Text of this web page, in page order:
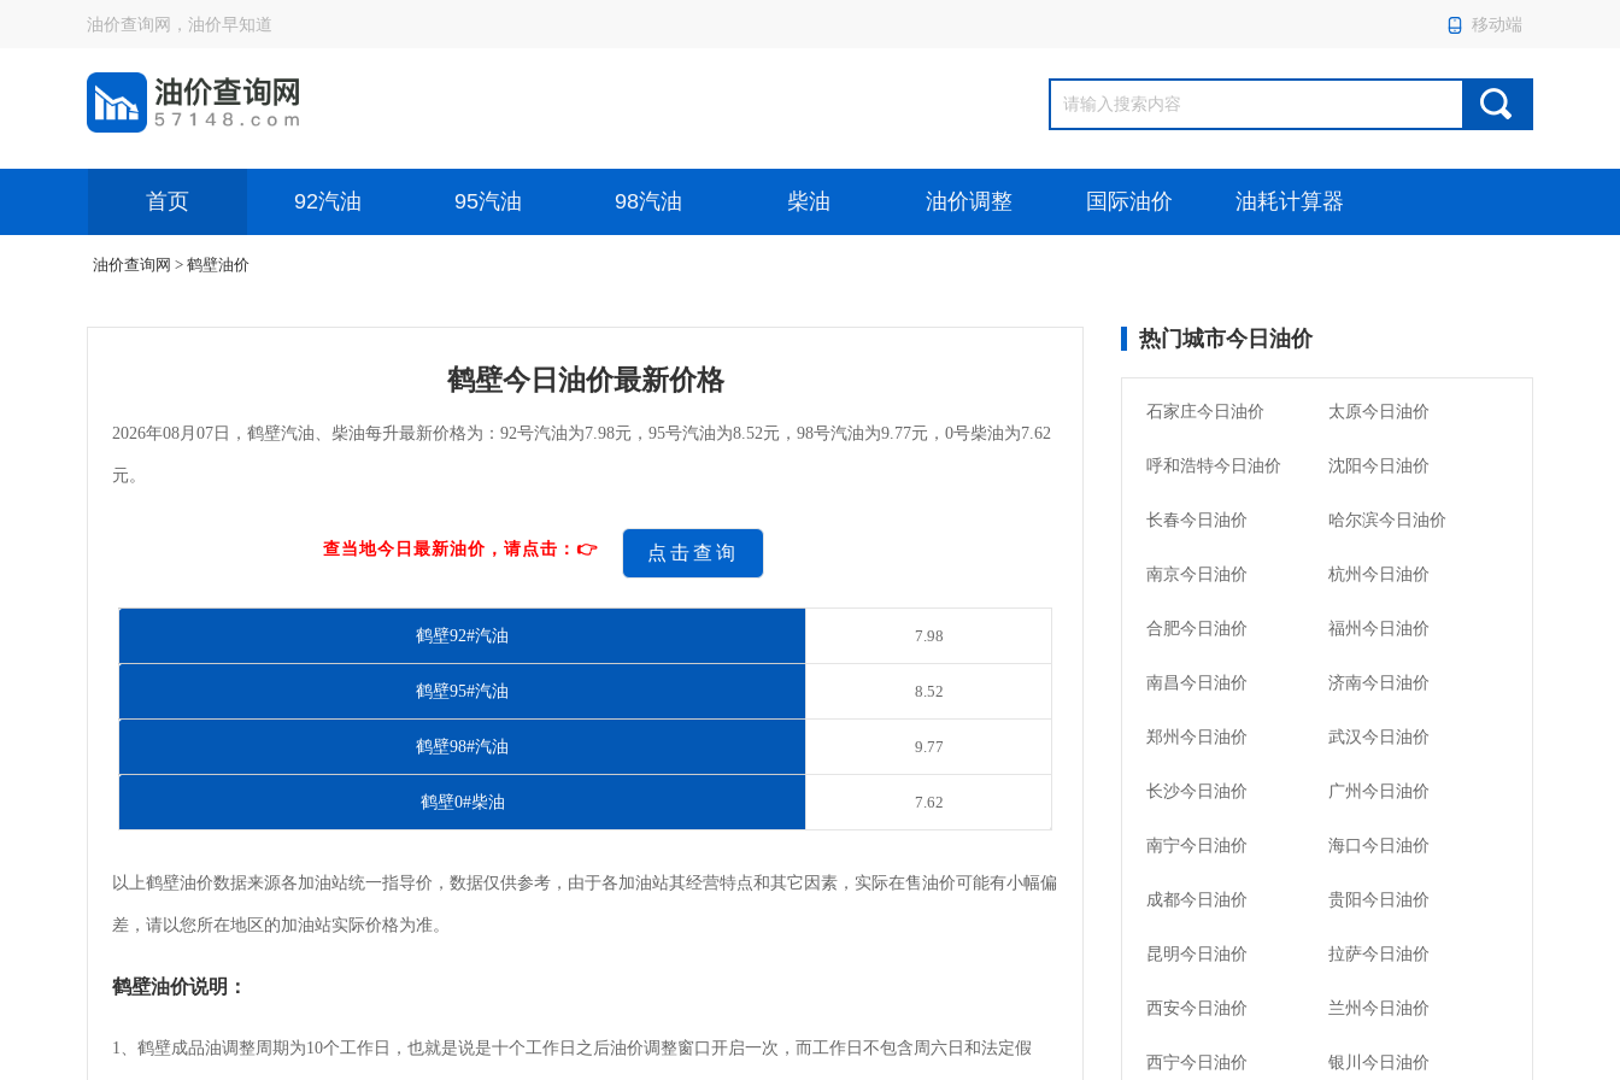
油价查询网，油价早知道 移动端
首页 92汽油 95汽油 98汽油 柴油 油价调整 国际油价 油耗计算器
油价查询网 > 鹤壁油价
鹤壁今日油价最新价格
2026年08月07日，鹤壁汽油、柴油每升最新价格为：92号汽油为7.98元，95号汽油为8.52元，98号汽油为9.77元，0号柴油为7.62
元。
查当地今日最新油价，请点击：👉 点击查询
鹤壁92#汽油 7.98
鹤壁95#汽油 8.52
鹤壁98#汽油 9.77
鹤壁0#柴油 7.62
以上鹤壁油价数据来源各加油站统一指导价，数据仅供参考，由于各加油站其经营特点和其它因素，实际在售油价可能有小幅偏
差，请以您所在地区的加油站实际价格为准。
鹤壁油价说明：
1、鹤壁成品油调整周期为10个工作日，也就是说是十个工作日之后油价调整窗口开启一次，而工作日不包含周六日和法定假
热门城市今日油价
石家庄今日油价 太原今日油价
呼和浩特今日油价 沈阳今日油价
长春今日油价 哈尔滨今日油价
南京今日油价 杭州今日油价
合肥今日油价 福州今日油价
南昌今日油价 济南今日油价
郑州今日油价 武汉今日油价
长沙今日油价 广州今日油价
南宁今日油价 海口今日油价
成都今日油价 贵阳今日油价
昆明今日油价 拉萨今日油价
西安今日油价 兰州今日油价
西宁今日油价 银川今日油价